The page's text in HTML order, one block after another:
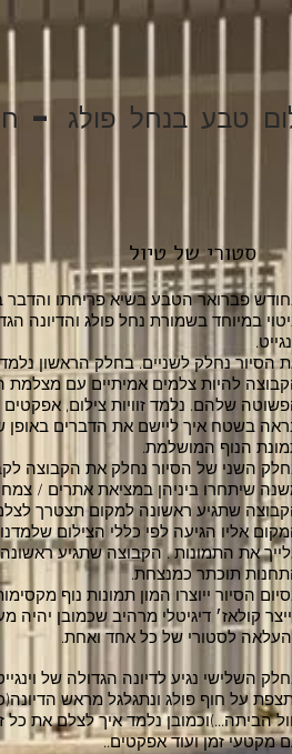
טבע בנחל פולג –
סטורי של טיול
פברואר הטבע בשיא פריחתו והדבר
במיוחד בשמורת נחל פולג והדיונה
הסיור נחלק לשניים. בחלק הראשון
להיות צלמים אמיתיים עם מצלמת
שלהם. נלמד זוויות צילום, אפקטים
בשטח איך ליישם את הדברים באופן
הנוף המושלמת.
השני של הסיור נחלק את הקבוצה
שיתחרו ביניהן במציאת אתרים /
שתגיע ראשונה למקום תצטרך
אליו הגיעה לפי כללי הצילום
את התמונות . הקבוצה שתגיע
תוכתר כמנצחת.
הסיור ייוצרו המון תמונות נוף
קולאז׳ דיגיטלי מרהיב שכמובן יהיה
לסטורי של כל אחד ואחת.
השלישי נגיע לדיונה הגדולה של
על חוף פולג ונתגלגל מראש
הביתה...)וכמובן נלמד איך לצלם את כל
מקטעי זמן ועוד אפקטים..